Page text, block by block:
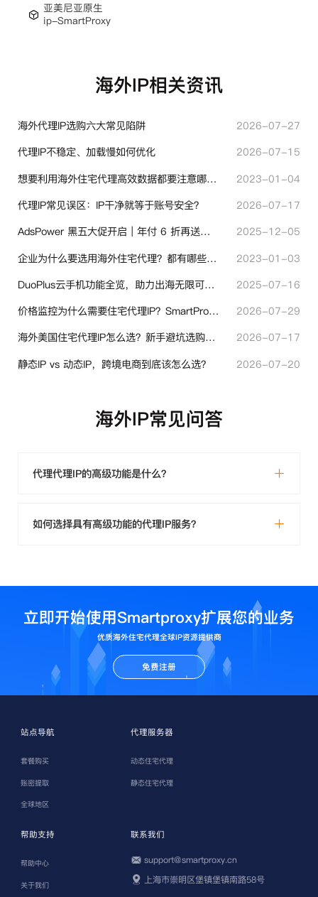
亚美尼亚原生
ip-SmartProxy
海外IP相关资讯
海外代理IP选购六大常见陷阱
2026-07-27
代理IP不稳定、加载慢如何优化
2026-07-15
想要利用海外住宅代理高效数据都要注意哪些地方？
2023-01-04
代理IP常见误区：IP干净就等于账号安全？
2026-07-17
AdsPower 黑五大促开启｜年付 6 折再送半年＋豪礼抽奖
2025-12-05
企业为什么要选用海外住宅代理？都有哪些帮助？
2023-01-03
DuoPlus云手机功能全览，助力出海无限可能！
2025-07-16
价格监控为什么需要住宅代理IP？SmartProxy助力跨境商家实现全球竞品数据采集
2026-07-29
海外美国住宅代理IP怎么选？新手避坑选购指南
2026-07-17
静态IP vs 动态IP，跨境电商到底该怎么选？
2026-07-20
海外IP常见问答
代理代理IP的高级功能是什么？
如何选择具有高级功能的代理IP服务？
立即开始使用Smartproxy扩展您的业务
优质海外住宅代理全球IP资源提供商
免费注册
站点导航
套餐购买
账密提取
全球地区
代理服务器
动态住宅代理
静态住宅代理
帮助支持
帮助中心
关于我们
联系我们
support@smartproxy.cn
上海市崇明区堡镇堡镇南路58号